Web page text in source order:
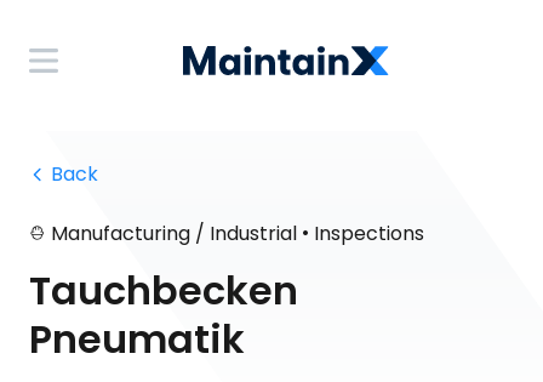
Back
Manufacturing / Industrial • Inspections
Tauchbecken
Pneumatik